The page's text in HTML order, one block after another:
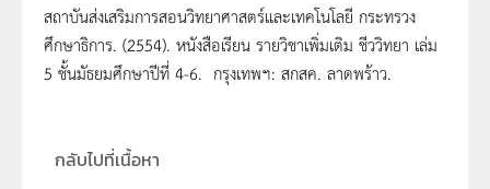
สถาบันส่งเสริมการสอนวิทยาศาสตร์และเทคโนโลยี กระทรวง
ศึกษาธิการ. (2554). หนังสือเรียน รายวิชาเพิ่มเติม ชีววิทยา เล่ม
5 ชั้นมัธยมศึกษาปีที่ 4-6. กรุงเทพฯ: สกสค. ลาดพร้าว.
กลับไปที่เนื้อหา